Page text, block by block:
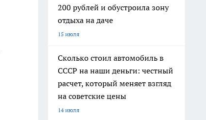
200 рублей и обустроила зону
отдыха на даче
15 июля
Сколько стоил автомобиль в
СССР на наши деньги: честный
расчет, который меняет взгляд
на советские цены
14 июля